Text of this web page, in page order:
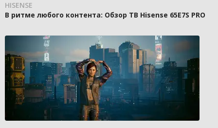
HISENSE
В ритме любого контента: Обзор ТВ Hisense 65E7S PRO